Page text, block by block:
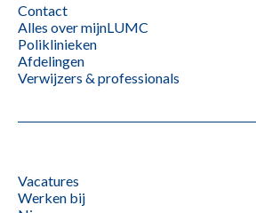
Contact
Alles over mijnLUMC
Poliklinieken
Afdelingen
Verwijzers & professionals
Vacatures
Werken bij